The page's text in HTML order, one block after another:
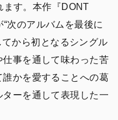
ます。本作『DONT
次のアルバムを最後に
から初となるシングル
事を通して味わった苦
かを愛することへの葛
ーを通して表現した一